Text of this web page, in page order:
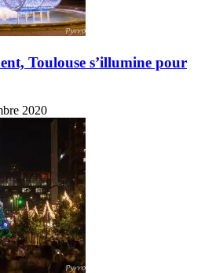
Toulouse s’illumine pour
2020